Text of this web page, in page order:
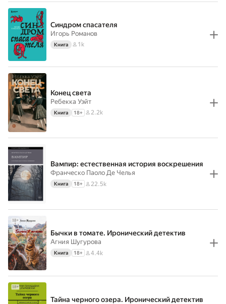
Синдром спасателя
Игорь Романов
Книга 1k
Конец света
Ребекка Уэйт
Книга 18+ 2.2k
Вампир: естественная история воскрешения
Франческо Паоло Де Челья
Книга 18+ 22.5k
Бычки в томате. Иронический детектив
Агния Шугурова
Книга 18+ 4.4k
Тайна черного озера. Иронический детектив